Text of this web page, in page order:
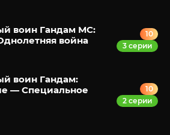
воин Гандам МС:
война
10
3 серии
воин Гандам:
— Специальное
10
2 серии